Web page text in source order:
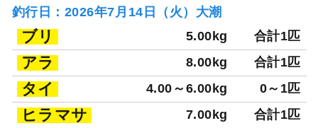
釣行日：2026年7月14日（火）大潮
ブリ 5.00kg 合計1匹
アラ 8.00kg 合計1匹
タイ 4.00～6.00kg 0～1匹
ヒラマサ 7.00kg 合計1匹